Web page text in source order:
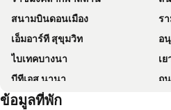
สนามบินดอนเมือง
ร
เอ็มอาร์ที สุขุมวิท
อ
ไบเทคบางนา
เ
บีทีเอส นานา
ถ
Suphachalasai Stadium
ข้อมูลที่พัก